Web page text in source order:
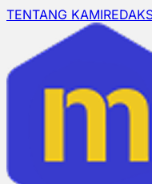
TENTANG KAMI